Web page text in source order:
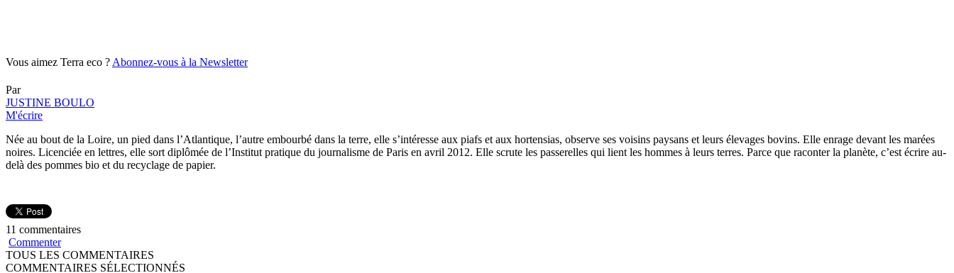
Vous aimez Terra eco ?Abonnez-vous à la Newsletter
Par
JUSTINE BOULO
M'écrire
Née au bout de la Loire, un pied dans l’Atlantique, l’autre embourbé dans la terre, elle s’intéresse aux piafs et aux hortensias, observe ses voisins paysans et leurs élevages bovins. Elle enrage devant les marées
noires. Licenciée en lettres, elle sort diplômée de l’Institut pratique du journalisme de Paris en avril 2012. Elle scrute les passerelles qui lient les hommes à leurs terres. Parce que raconter la planète, c’est écrire au-
delà des pommes bio et du recyclage de papier.
11 commentaires
Commenter
TOUS LES COMMENTAIRES
COMMENTAIRES SÉLECTIONNÉS